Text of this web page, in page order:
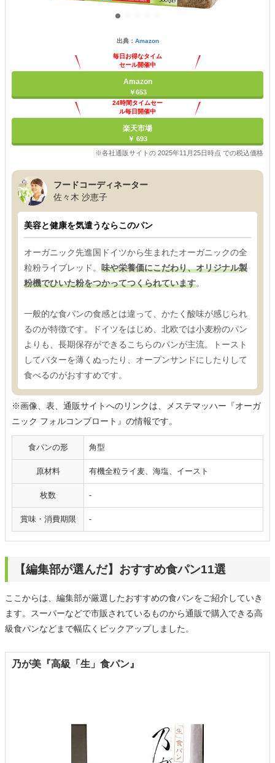
出典： Amazon
毎日お得なタイム
セール開催中
Amazon
￥653
24時間タイムセー
ル毎日開催中
楽天市場
￥ 693
※各社通販サイトの 2025年11月25日時点 での税込価格
フードコーディネーター
佐々木 沙恵子
美容と健康を気遣うならこのパン
オーガニック先進国ドイツから生まれたオーガニックの全
粒粉ライブレッド。 味や栄養価にこだわり、オリジナル製
粉機でひいた粉をつかってつくられています。
一般的な食パンの食感とは違って、かたく酸味が感じられ
るのが特徴です。ドイツをはじめ、北欧では小麦粉のパン
よりも、長期保存ができるこちらのパンが主流。トースト
してバターを薄くぬったり、オープンサンドにしたりして
食べるのがおすすめです。
※画像、表、通販サイトへのリンクは、メステマッハー『オーガ
ニック フォルコンブロート』の情報です。
食パンの形 角型
原材料 有機全粒ライ麦、海塩、イースト
枚数 ‐
賞味・消費期限 -
【編集部が選んだ】おすすめ食パン11選
ここからは、編集部が厳選したおすすめの食パンをご紹介していき
ます。スーパーなどで市販されているものから通販で購入できる高
級食パンなどまで幅広くピックアップしました。
乃が美『高級「生」食パン』